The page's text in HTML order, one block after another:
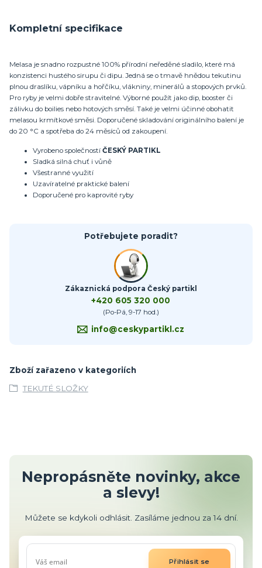
Kompletní specifikace
Melasa je snadno rozpustné 100% přírodní neředěné sladilo, které má
konzistenci hustého sirupu či dipu. Jedná se o tmavě hnědou tekutinu
plnou draslíku, vápníku a hořčíku, vlákniny, minerálů a stopových prvků.
Pro ryby je velmi dobře stravitelné. Výborné použít jako dip, booster či
zálivku do boilies nebo hotových směsí. Také je velmi účinné obohatit
melasou krmítkové směsi. Doporučené skladování originálního balení je
do 20 °C a spotřeba do 24 měsíců od zakoupení.
Vyrobeno společností ČESKÝ PARTIKL
Sladká silná chuť i vůně
Všestranné využití
Uzavíratelné praktické balení
Doporučené pro kaprovité ryby
Potřebujete poradit?
Zákaznická podpora Český partikl
+420 605 320 000
(Po-Pá, 9-17 hod.)
info@ceskypartikl.cz
Zboží zařazeno v kategoriích
TEKUTÉ SLOŽKY
Nepropásněte novinky, akce
a slevy!
Můžete se kdykoli odhlásit. Zasíláme jednou za 14 dní.
Přihlásit se